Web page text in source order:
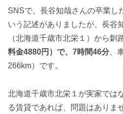
SNSで、長谷知哉さんの卒業し
いう記述がありましたが、長谷
（北海道千歳市北栄１）から釧
料金4880円）で、7時間46分、
266km）です。
北海道千歳市北栄１が実家では
る賃貸であれば、問題はありま